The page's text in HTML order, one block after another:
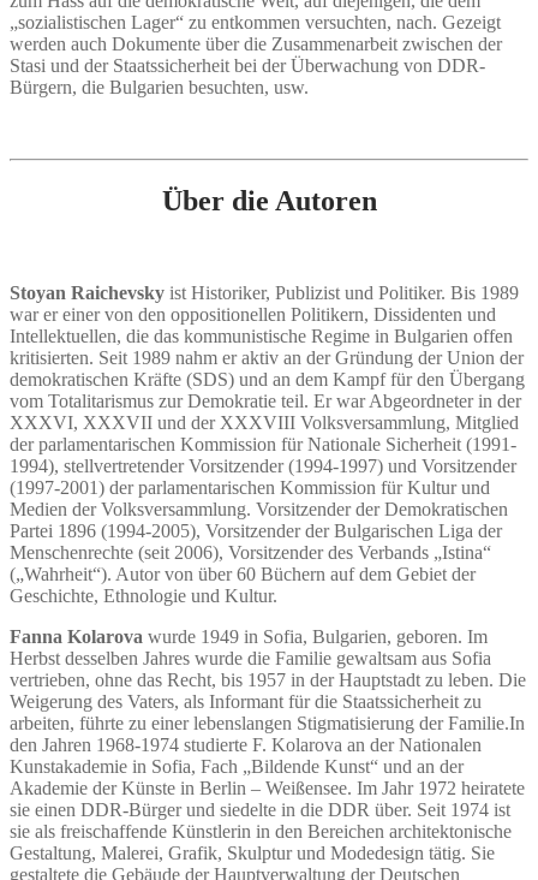
„sozialistischen Lager“ zu entkommen versuchten, nach. Gezeigt
werden auch Dokumente über die Zusammenarbeit zwischen der
Stasi und der Staatssicherheit bei der Überwachung von DDR-
Bürgern, die Bulgarien besuchten, usw.
Über die Autoren
Stoyan Raichevsky ist Historiker, Publizist und Politiker. Bis 1989
war er einer von den oppositionellen Politikern, Dissidenten und
Intellektuellen, die das kommunistische Regime in Bulgarien offen
kritisierten. Seit 1989 nahm er aktiv an der Gründung der Union der
demokratischen Kräfte (SDS) und an dem Kampf für den Übergang
vom Totalitarismus zur Demokratie teil. Er war Abgeordneter in der
XXXVI, XXXVII und der XXXVIII Volksversammlung, Mitglied
der parlamentarischen Kommission für Nationale Sicherheit (1991-
1994), stellvertretender Vorsitzender (1994-1997) und Vorsitzender
(1997-2001) der parlamentarischen Kommission für Kultur und
Medien der Volksversammlung. Vorsitzender der Demokratischen
Partei 1896 (1994-2005), Vorsitzender der Bulgarischen Liga der
Menschenrechte (seit 2006), Vorsitzender des Verbands „Istina“
(„Wahrheit“). Autor von über 60 Büchern auf dem Gebiet der
Geschichte, Ethnologie und Kultur.
Fanna Kolarova wurde 1949 in Sofia, Bulgarien, geboren. Im
Herbst desselben Jahres wurde die Familie gewaltsam aus Sofia
vertrieben, ohne das Recht, bis 1957 in der Hauptstadt zu leben. Die
Weigerung des Vaters, als Informant für die Staatssicherheit zu
arbeiten, führte zu einer lebenslangen Stigmatisierung der Familie.In
den Jahren 1968-1974 studierte F. Kolarova an der Nationalen
Kunstakademie in Sofia, Fach „Bildende Kunst“ und an der
Akademie der Künste in Berlin – Weißensee. Im Jahr 1972 heiratete
sie einen DDR-Bürger und siedelte in die DDR über. Seit 1974 ist
sie als freischaffende Künstlerin in den Bereichen architektonische
Gestaltung, Malerei, Grafik, Skulptur und Modedesign tätig. Sie
gestaltete die Gebäude der Hauptverwaltung der Deutschen